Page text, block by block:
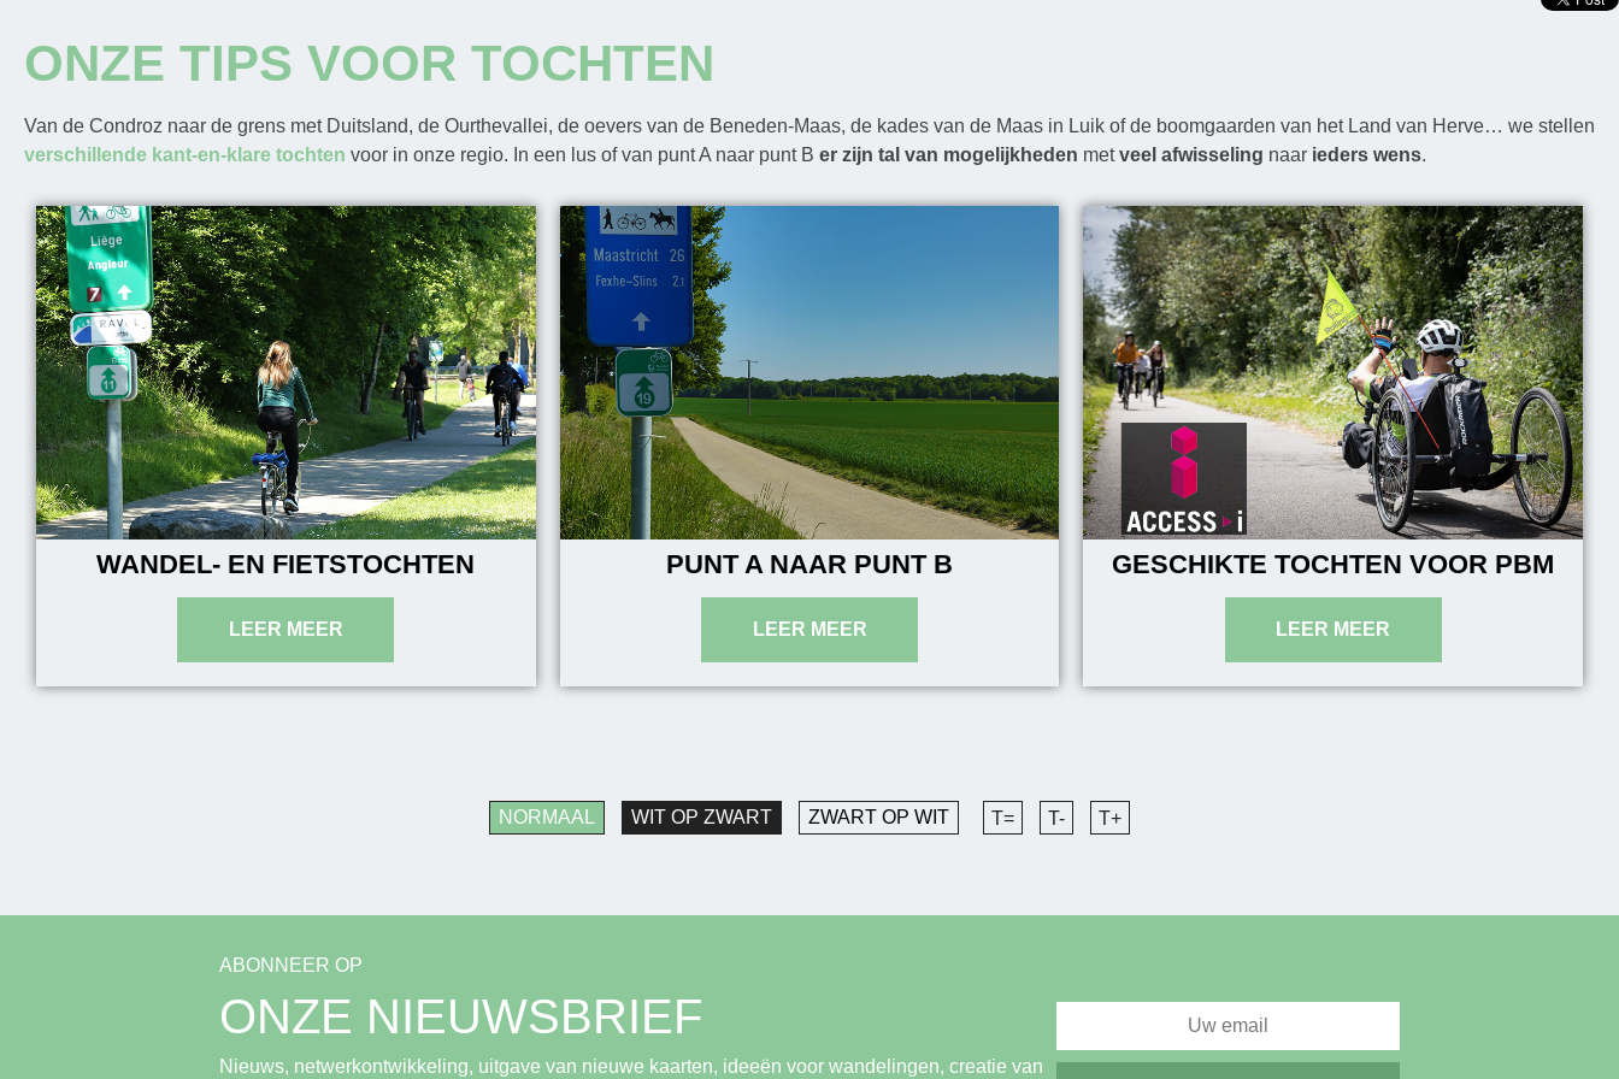
ONZE TIPS VOOR TOCHTEN
Van de Condroz naar de grens met Duitsland, de Ourthevallei, de oevers van de Beneden-Maas, de kades van de Maas in Luik of de boomgaarden van het Land van Herve… we stellen
verschillende kant-en-klare tochten voor in onze regio. In een lus of van punt A naar punt B er zijn tal van mogelijkheden metveel afwisseling naar ieders wens.
WANDEL- EN FIETSTOCHTEN PUNT A NAAR PUNT B GESCHIKTE TOCHTEN VOOR PBM
NORMAAL WIT OP ZWART ZWART OP WIT T= T- T+
ABONNEER OP
ONZE NIEUWSBRIEF
Nieuws, netwerkontwikkeling, uitgave van nieuwe kaarten, ideeën voor wandelingen, creatie van